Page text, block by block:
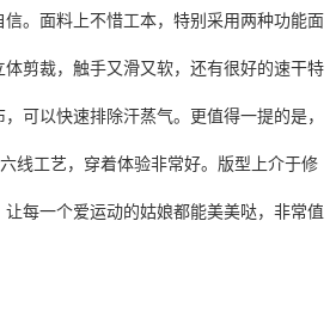
。 面料上不惜工本，特别采用两种功能面
剪裁，触手又滑又软，还有很好的速干特
可以快速排除汗蒸气。 更值得一提的是，
线工艺，穿着体验非常好。版型上介于修
每一个爱运动的姑娘都能美美哒，非常值